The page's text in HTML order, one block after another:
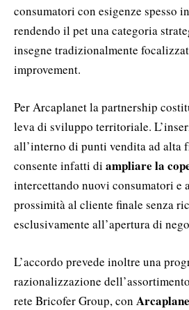
consumatori con esigenze spesso
rendendo il pet una categoria
insegne tradizionalmente
improvement.
Per Arcaplanet la partnership
leva di sviluppo territoriale.
all’interno di punti vendita ad alta
consente infatti di ampliare la
intercettando nuovi consumatori e
prossimità al cliente finale senza
esclusivamente all’apertura di
L’accordo prevede inoltre una
razionalizzazione
rete Bricofer Group, con